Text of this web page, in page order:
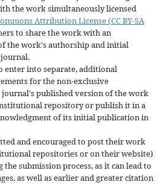
the work simultaneously licensed
Attribution License (CC BY-SA
to share the work with an
the work's authorship and initial
enter into separate, additional
for the non-exclusive
published version of the work
repository or publish it in a
of its initial publication in
and encouraged to post their work
repositories or on their website)
submission process, as it can lead to
as well as earlier and greater citation